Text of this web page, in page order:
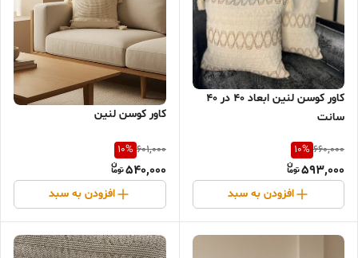
کاور کوسن لنین ابعاد ۴۰ در ۴۰
سانت
660,000
10%
593,000
افزودن به سبد
کاور کوسن لنین
601,000
10%
540,000
افزودن به سبد